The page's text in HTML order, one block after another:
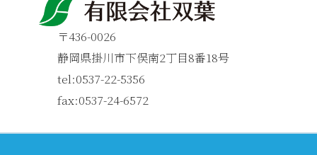
〒436-0026
静岡県掛川市下俣南2丁目8番18号
tel:0537-22-5356
fax:0537-24-6572